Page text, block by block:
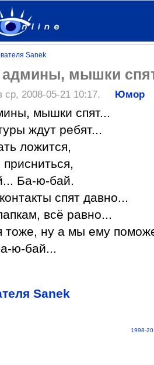
Sanek
админы, мышки
ср, 2008-05-21 10:17. Юмор
мышки спят...
ждут ребят...
ложится,
Ба-ю-бай.
спят давно...
всё равно...
тоже, ну а мы ему
ю-бай...
Sanek
1998-